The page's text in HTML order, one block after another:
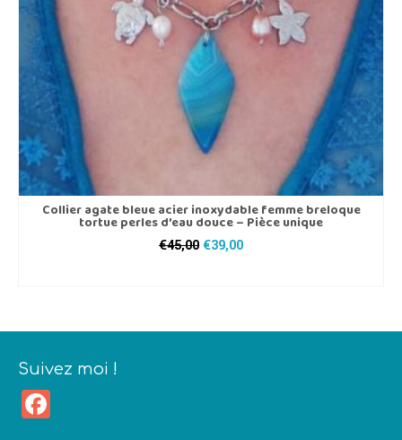
Collier agate bleue acier inoxydable femme breloque
tortue perles d’eau douce – Pièce unique
€45,00 Le
€39,00Le
Suivez moi !